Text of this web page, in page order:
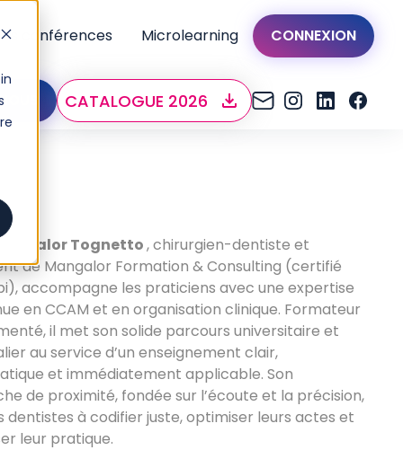
conférences Microlearning CONNEXION
CATALOGUE 2026
Tognetto, chirurgien-dentiste et
de Mangalor Formation & Consulting (certifié
accompagne les praticiens avec une expertise
en CCAM et en organisation clinique. Formateur
il met son solide parcours universitaire et
au service d’un enseignement clair,
et immédiatement applicable. Son
de proximité, fondée sur l’écoute et la précision,
dentistes à codifier juste, optimiser leurs actes et
leur pratique.